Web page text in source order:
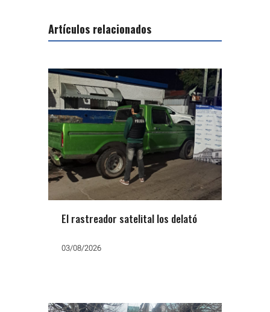
Artículos relacionados
El rastreador satelital los delató
03/08/2026